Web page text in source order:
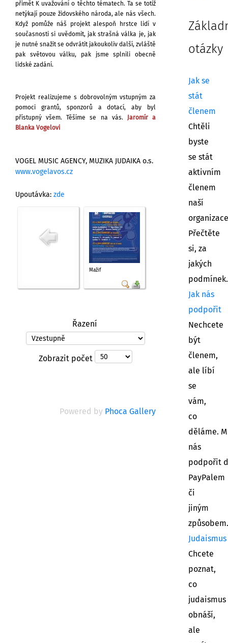
přimět K uvažování o těchto tématech. Ta se totiž
netýkají
pouze židovského národa, ale nás všech.
Když pomůže náš projektalespoň hrstce lidí v
současnosti si uvědomit, jak strašná válka je, jak
je nutné snažit se odvrátit jakoukoliv další, zvláště
pak světovou válku, pak jsme splnili obecně
lidské zadání.
Projekt realizujeme s dobrovolným vstupným za
pomoci grantů, sponzorů a dotací, aby byl
přístupný všem.
Těšíme se na vás. Jaromír a
Blanka Vogelovi
VOGEL MUSIC AGENCY, MUZIKA JUDAIKA o.s.
www.vogelavos.cz
Upoutávka: zde
Mažif
Řazení
Zobrazit počet
Powered by Phoca Gallery
otázky
Jak se
stát
členem
Chtěli
byste
se stát
aktivním
členem
naší
Přečtěte
si, za
jakých
podmínek.
Jak nás
podpořit
Nechcete
být
členem,
ale líbí
se
vám,
co
děláme.
nás
podpořit
PayPalem
či
jiným
způsobem.
Judaismus
Chcete
poznat,
co
judaismus
obnáší,
ale